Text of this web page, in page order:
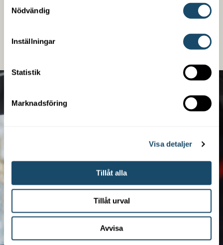
Nödvändig
Inställningar
Statistik
Marknadsföring
Visa detaljer
Tillåt alla
Tillåt urval
Avvisa
det handlar om ett nybygge eller en befintlig